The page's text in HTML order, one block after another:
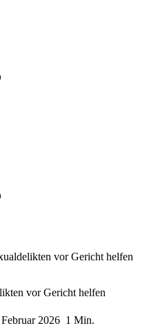
vor Gericht helfen
vor Gericht helfen
2026 1 Min.